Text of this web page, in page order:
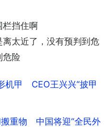
栏挡住啊
太近了，没有预判到危
危险
机甲 CEO王兴兴“披甲
重物 中国将迎“全民外